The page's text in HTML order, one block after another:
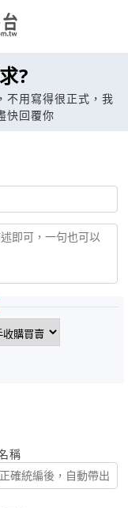
?
不用寫得很正式，我
快回覆你
稱